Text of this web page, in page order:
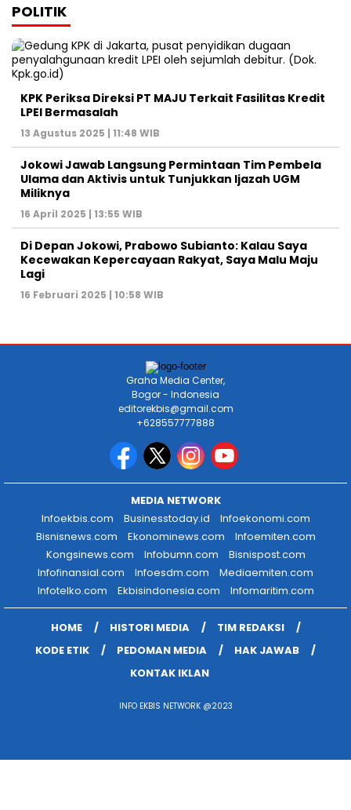
POLITIK
KPK Periksa Direksi PT MAJU Terkait Fasilitas Kredit
LPEI Bermasalah
13 Agustus 2025 | 11:48 WIB
Jokowi Jawab Langsung Permintaan Tim Pembela
Ulama dan Aktivis untuk Tunjukkan Ijazah UGM
Miliknya
16 April 2025 | 13:55 WIB
Di Depan Jokowi, Prabowo Subianto: Kalau Saya
Kecewakan Kepercayaan Rakyat, Saya Malu Maju
Lagi
16 Februari 2025 | 10:58 WIB
Graha Media Center,
Bogor - Indonesia
editorekbis@gmail.com
+628557777888
MEDIA NETWORK
Infoekbis.com
Businesstoday.id
Infoekonomi.com
Bisnisnews.com
Ekonominews.com
Infoemiten.com
Kongsinews.com
Infobumn.com
Bisnispost.com
Infofinansial.com
Infoesdm.com
Mediaemiten.com
Infotelko.com
Ekbisindonesia.com Infomaritim.com
HOME HISTORI MEDIA
TIM REDAKSI
KODE ETIK
PEDOMAN MEDIA
HAK JAWAB
KONTAK IKLAN
INFO EKBIS NETWORK @2023